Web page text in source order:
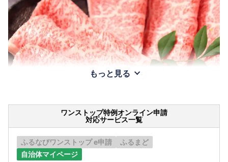
もっと見る
ワンストップ特例オンライン申請
対応サービス一覧
ふるなびワンストップ e申請
ふるまど
自治体マイページ